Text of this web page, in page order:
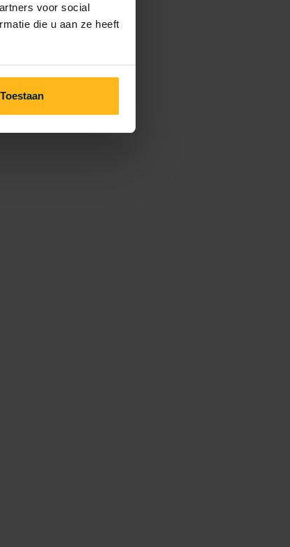
voor social
die u aan ze heeft
Toestaan